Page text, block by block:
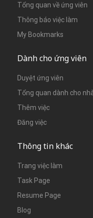
Tổng quan về ứng viên
Thông báo việc làm
My Bookmarks
Dành cho ứng viên
Duyệt ứng viên
Tổng quan dành cho
Thêm việc
Đăng việc
Thông tin khác
Trang việc làm
Task Page
Resume Page
Blog